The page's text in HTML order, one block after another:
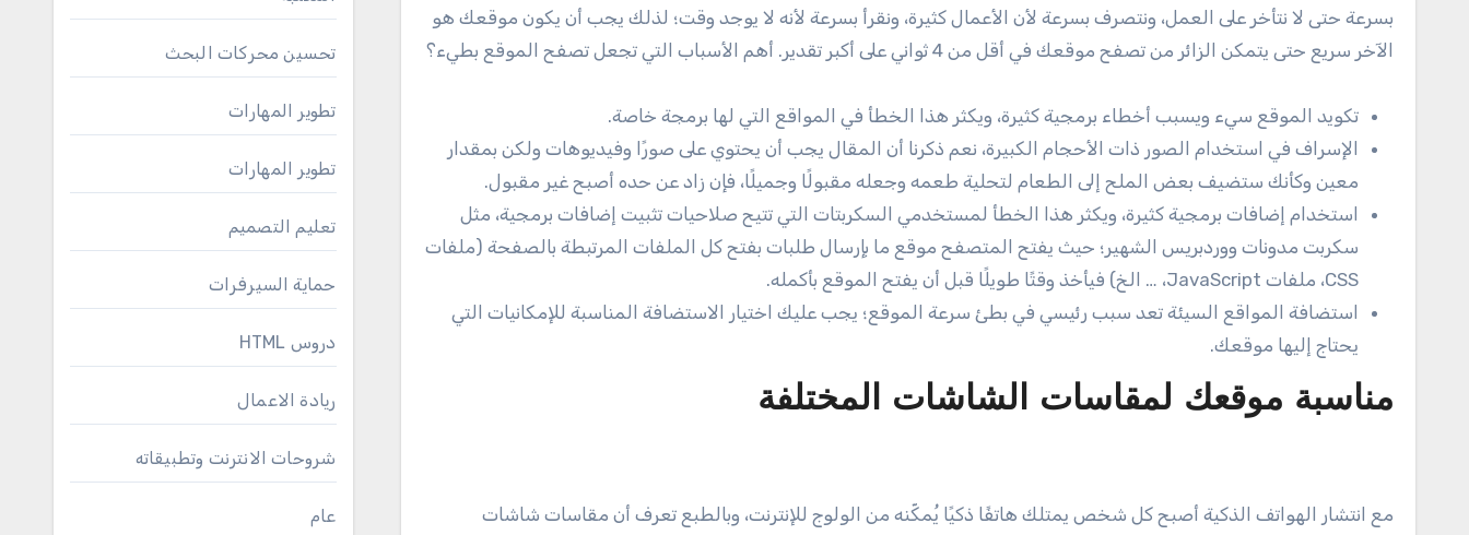
بسرعة حتى لا نتأخر على العمل، ونتصرف بسرعة لأن الأعمال كثيرة، ونقرأ بسرعة لأنه لا يوجد وقت؛ لذلك يجب أن يكون موقعك هو
الآخر سريع حتى يتمكن الزائر من تصفح موقعك في أقل من 4 ثواني على أكبر تقدير. أهم الأسباب التي تجعل تصفح الموقع بطيء؟
تكويد الموقع سيء ويسبب أخطاء برمجية كثيرة، ويكثر هذا الخطأ في المواقع التي لها برمجة خاصة.
الإسراف في استخدام الصور ذات الأحجام الكبيرة، نعم ذكرنا أن المقال يجب أن يحتوي على صورًا وفيديوهات ولكن بمقدار
معين وكأنك ستضيف بعض الملح إلى الطعام لتحلية طعمه وجعله مقبولًا وجميلًا، فإن زاد عن حده أصبح غير مقبول.
استخدام إضافات برمجية كثيرة، ويكثر هذا الخطأ لمستخدمي السكربتات التي تتيح صلاحيات تثبيت إضافات برمجية، مثل
سكربت مدونات ووردبريس الشهير؛ حيث يفتح المتصفح موقع ما بإرسال طلبات بفتح كل الملفات المرتبطة بالصفحة (ملفات
CSS، ملفات JavaScript، … الخ) فيأخذ وقتًا طويلًا قبل أن يفتح الموقع بأكمله.
استضافة المواقع السيئة تعد سبب رئيسي في بطئ سرعة الموقع؛ يجب عليك اختيار الاستضافة المناسبة للإمكانيات التي
يحتاج إليها موقعك.
مناسبة موقعك لمقاسات الشاشات المختلفة
مع انتشار الهواتف الذكية أصبح كل شخص يمتلك هاتفًا ذكيًا يُمكّنه من الولوج للإنترنت، وبالطبع تعرف أن مقاسات شاشات
تحسين محركات البحث
تطوير المهارات
تطوير المهارات
تعليم التصميم
حماية السيرفرات
دروس HTML
ريادة الاعمال
شروحات الانترنت وتطبيقاته
عام